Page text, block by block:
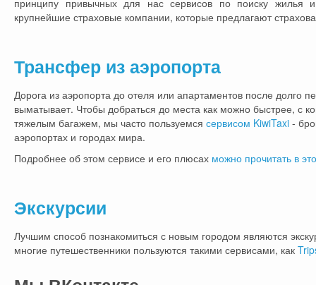
принципу привычных для нас сервисов по поиску жилья
крупнейшие страховые компании, которые предлагают
Трансфер из аэропорта
Дорога из аэропорта до отеля или апартаментов после долго
выматывает. Чтобы добраться до места как можно быстрее, с
тяжелым багажем, мы часто пользуемся сервисом KiwiTaxi -
аэропортах и городах мира.
Подробнее об этом сервисе и его плюсах можно прочитать в
Экскурсии
Лучшим способ познакомиться с новым городом являются
многие путешественники пользуются такими сервисами, как